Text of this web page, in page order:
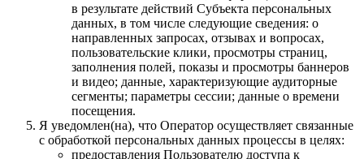
в результате действий Субъекта персональных
данных, в том числе следующие сведения: о
направленных запросах, отзывах и вопросах,
пользовательские клики, просмотры страниц,
заполнения полей, показы и просмотры баннеров
и видео; данные, характеризующие аудиторные
сегменты; параметры сессии; данные о времени
посещения.
Я уведомлен(на), что Оператор осуществляет связанные
с обработкой персональных данных процессы в целях:
предоставления Пользователю доступа к